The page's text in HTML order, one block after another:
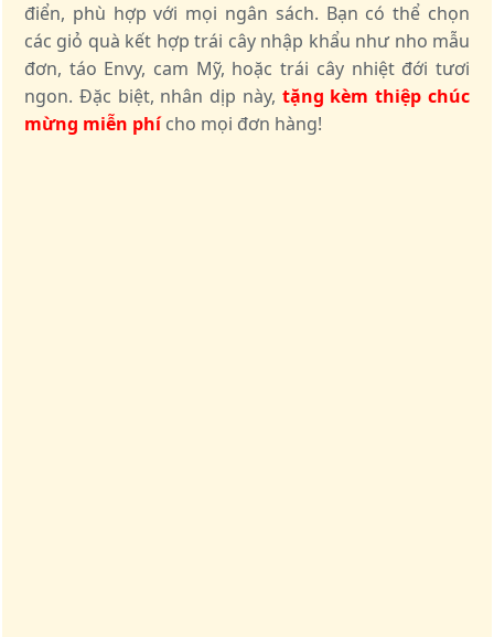
điển, phù hợp với mọi ngân sách. Bạn có thể chọn
các giỏ quà kết hợp trái cây nhập khẩu như nho mẫu
đơn, táo Envy, cam Mỹ, hoặc trái cây nhiệt đới tươi
ngon. Đặc biệt, nhân dịp này, tặng kèm thiệp chúc
mừng miễn phícho mọi đơn hàng!